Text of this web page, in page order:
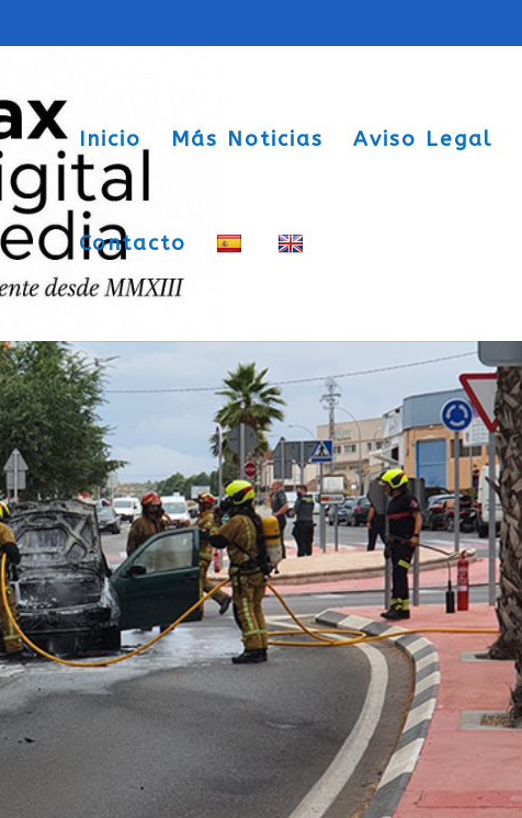
Inicio Más Noticias Aviso Legal
Contacto